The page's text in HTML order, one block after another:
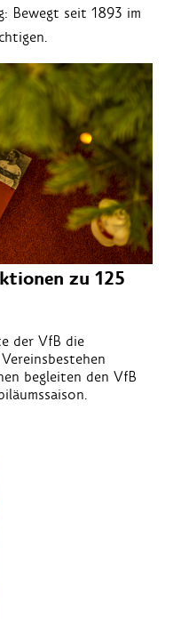
Bewegt seit 1893 im
zu 125
der VfB die
begleiten den VfB